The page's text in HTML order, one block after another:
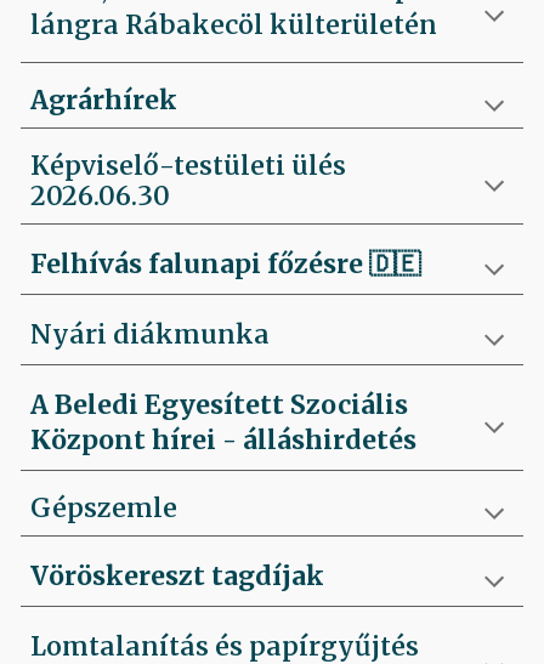
lángra Rábakecöl külterületén
Agrárhírek
Képviselő-testületi ülés
2026.06.30
Felhívás falunapi főzésre🇩🇪
Nyári diákmunka
A Beledi Egyesített Szociális
Központ hírei - álláshirdetés
Gépszemle
Vöröskereszt tagdíjak
Lomtalanítás és papírgyűjtés